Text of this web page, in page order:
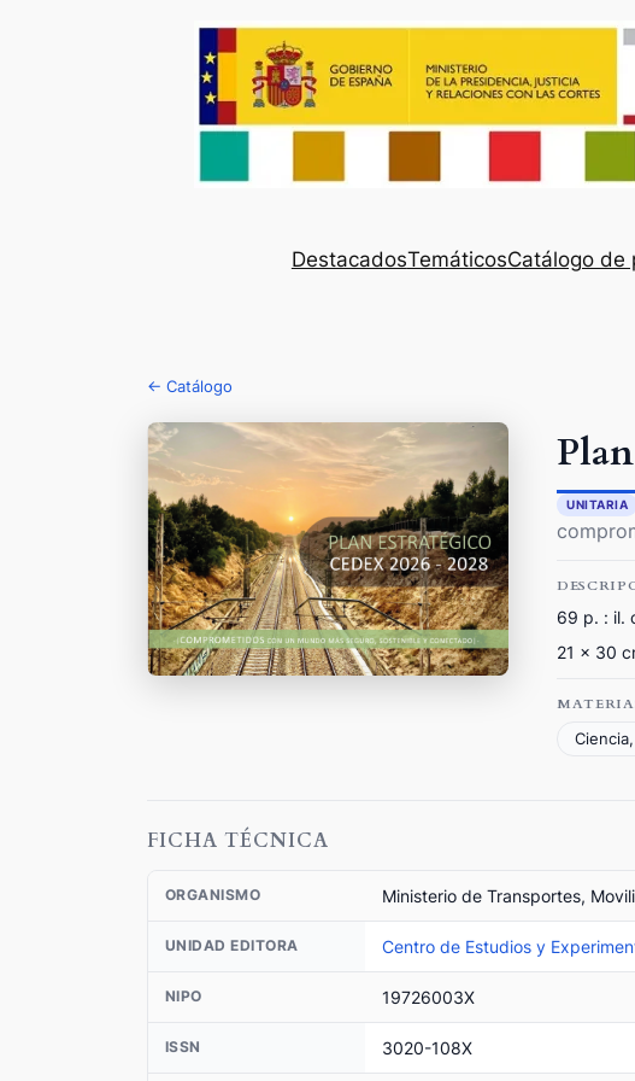
DestacadosTemáticosCatálogo de
← Catálogo
UNITARIA
69 p. : il.
21 x 30
FICHA TÉCNICA
ORGANISMO Ministerio de Transportes,
UNIDAD EDITORA Centro de Estudios y
NIPO 19726003X
ISSN 3020-108X